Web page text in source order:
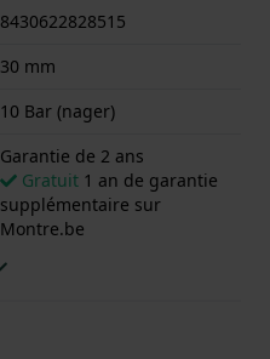
8430622828515
30 mm
10 Bar (nager)
Garantie de 2 ans
Gratuit 1 an de garantie
supplémentaire sur
Montre.be